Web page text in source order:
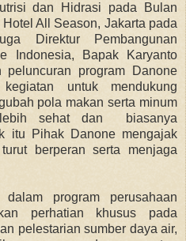
dan Hidrasi pada Bulan
All Season, Jakarta pada
Direktur Pembangunan
Indonesia, Bapak Karyanto
peluncuran program Danone
untuk mendukung
pola makan serta minum
sehat dan biasanya
itu Pihak Danone mengajak
berperan serta menjaga
program perusahaan
perhatian khusus pada
pelestarian sumber daya air,